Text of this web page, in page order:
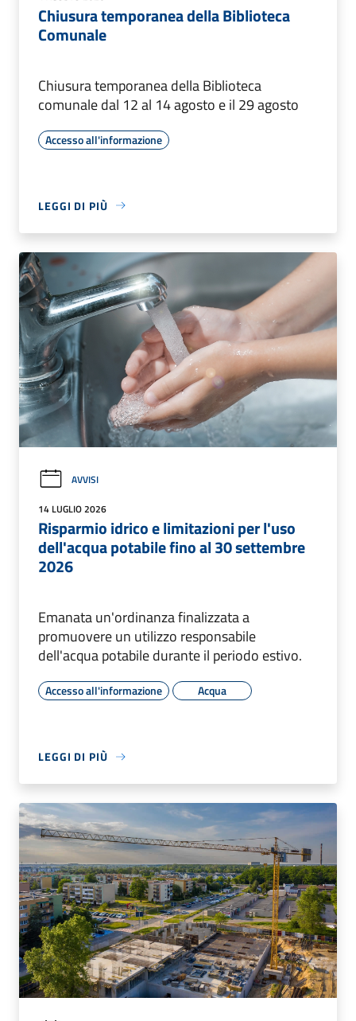
Chiusura temporanea della Biblioteca
Comunale
Chiusura temporanea della Biblioteca
comunale dal 12 al 14 agosto e il 29 agosto
Accesso all'informazione
LEGGI DI PIÙ
AVVISI
14 LUGLIO 2026
Risparmio idrico e limitazioni per l'uso
dell'acqua potabile fino al 30 settembre
2026
Emanata un'ordinanza finalizzata a
promuovere un utilizzo responsabile
dell'acqua potabile durante il periodo estivo.
Accesso all'informazione Acqua
LEGGI DI PIÙ